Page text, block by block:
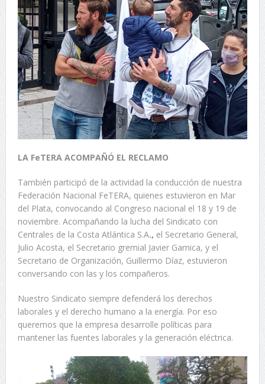
LA FeTERA ACOMPAÑÓ EL RECLAMO
También participó de la actividad la conducción de nuestra
Federación Nacional FeTERA, quienes estuvieron en Mar
del Plata, convocando al Congreso nacional el 18 y 19 de
noviembre. Acompañando la lucha del Sindicato con
Centrales de la Costa Atlántica S.A., el Secretario General,
Julio Acosta, el Secretario gremial Javier Garnica, y el
Secretario de Organización, Guillermo Díaz, estuvieron
conversando con las y los compañeros.
Nuestro Sindicato siempre defenderá los derechos
laborales y el derecho humano a la energía. Por eso
queremos que la empresa desarrolle políticas para
mantener las fuentes laborales y la generación eléctrica.